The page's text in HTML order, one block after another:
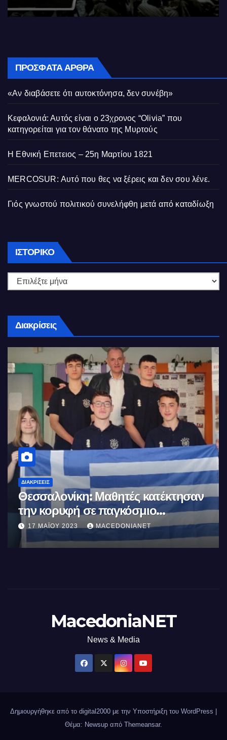
ΠΡΌΣΦΑΤΑ ΆΡΘΡΑ
«Αν διαβάσετε ότι αυτοκτόνησα, δεν συνέβη»
Κεφαλονιά: Αυτός είναι ο 23χρονος “Olivia” που
κατηγορείται για τον θάνατο της Μυρτούς
Η Εθνική Επετειος – 25η Μαρτίου 1821
MERCOSUR: Αυτό που θες να ξέρεις και δεν σου λένε.
Γιός γνωστού πολιτικού συνελήφθη μετά από καταδίωξη
ΙΣΤΟΡΙΚΌ Ιστορικό
Διακρίσεις
ΔΙΑΚΡΊΣΕΙΣ
Τμήμα Πληροφορικής (ΑΠΘ) :
Έφτιαξαν τον ταχύτερο
επεξεργαστή AI στον κόσμο με τη
χρήση φωτός
10 ΜΑΪ́ΟΥ 2023 MACEDONIANET
MacedoniaNET
News & Media
Δημιουργήθηκε από το digital2000 με την Υποστήριξη του WordPress
Θέμα: Newsup από Themeansar.